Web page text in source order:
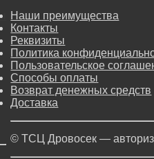
Наши преимущества
Контакты
Реквизиты
Политика
Пользовательское
Способы оплаты
Возврат денежных средств
Доставка
© ТСЦ Дровосек —